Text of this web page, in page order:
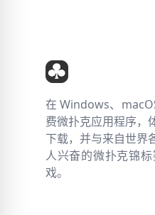
在 Windows、
费微扑克应用程序，
下载，并与来自世界
人兴奋的微扑克锦
戏。